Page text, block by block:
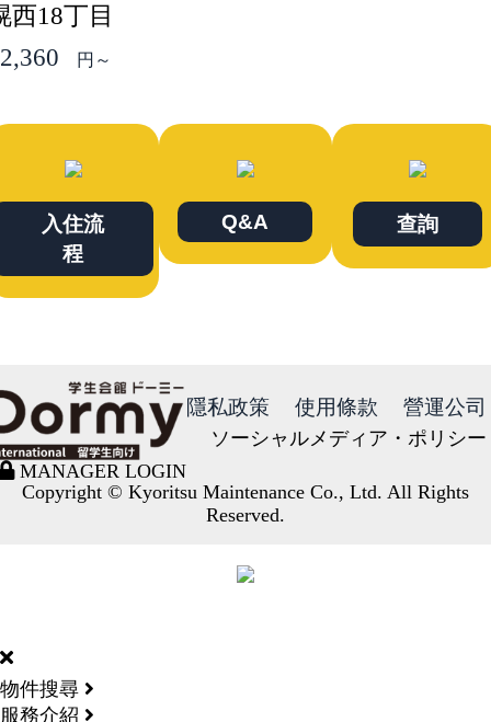
西18丁目
円～
入住流
程
Q&A 查詢
MANAGER LOGIN
隱私政策 使用條款 營運公司
ソーシャルメディア・ポリシー
Copyright © Kyoritsu Maintenance Co., Ltd. All Rights
Reserved.
物件搜尋
服務介紹